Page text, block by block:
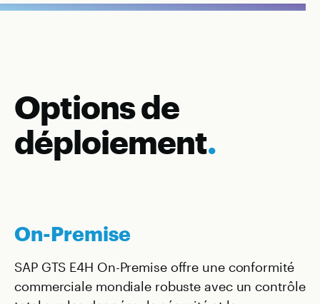
Options de
déploiement.
On-Premise
SAP GTS E4H On-Premise offre une conformité
commerciale mondiale robuste avec un contrôle